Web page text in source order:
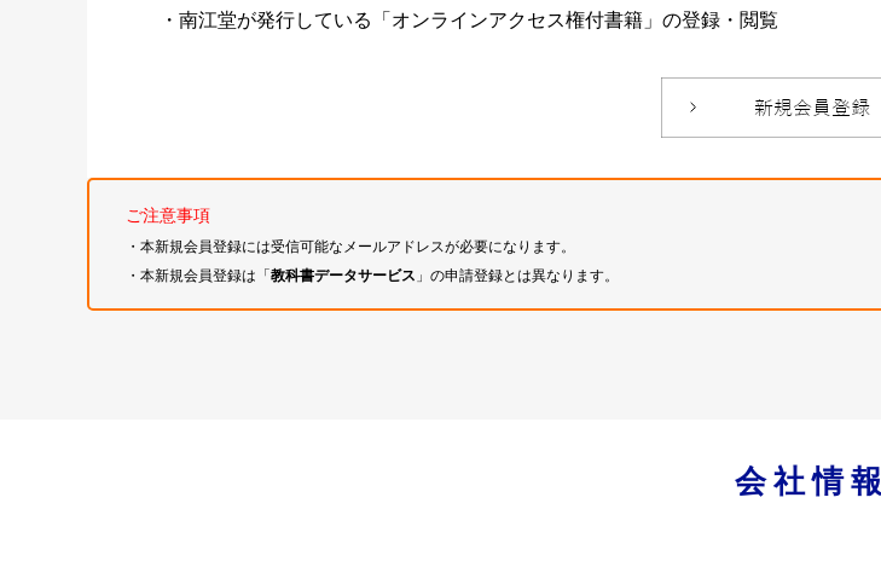
・南江堂が発行している「オンラインアクセス権付書籍」の登録・閲覧
ご注意事項
・本新規会員登録には受信可能なメールアドレスが必要になります。
・本新規会員登録は「教科書データサービス 」の申請登録とは異なります。
会社情報